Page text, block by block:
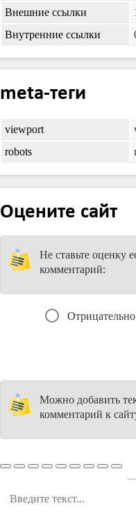
Внешние ссылки
Внутренние ссылки
meta-теги
viewport
robots
Оцените сайт
Не ставьте оценку
комментарий:
Отрицательно
Можно добавить
комментарий к